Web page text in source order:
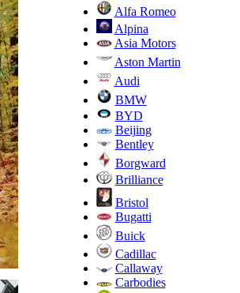
Alfa Romeo
Alpina
Asia Motors
Aston Martin
Audi
BMW
BYD
Beijing
Bentley
Borgward
Brilliance
Bristol
Bugatti
Buick
Cadillac
Callaway
Carbodies